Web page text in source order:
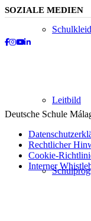
Leitbild
SOZIALE MEDIEN
Deutsche Schule
Rechtlicher
Cookie-
Interner